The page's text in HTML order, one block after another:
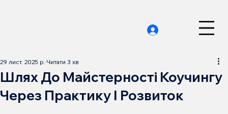
Шлях До Майстерності Коучингу
Через Практику І Розвиток
29 лист. 2025 р. Читати 3 хв